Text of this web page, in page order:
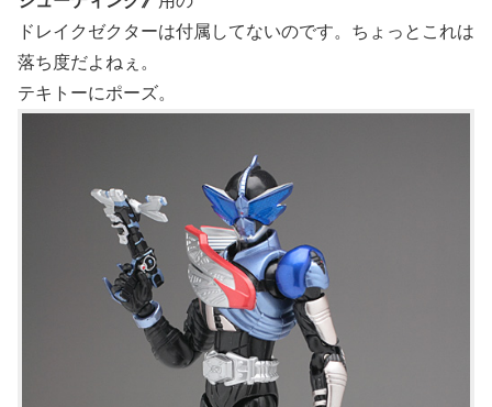
ドレイクゼクターは付属してないのです。ちょっとこれは
落ち度だよねぇ。
テキトーにポーズ。